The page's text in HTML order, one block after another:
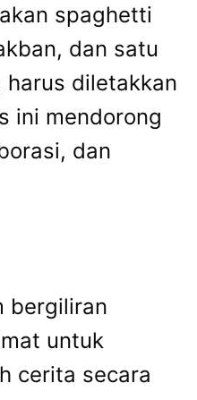
spaghetti
dan satu
harus diletakkan
ini mendorong
dan
bergiliran
untuk
cerita secara